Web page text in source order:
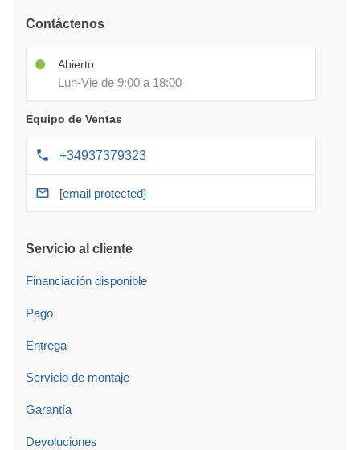
Contáctenos
Abierto
Lun-Vie de 9:00 a 18:00
Equipo de Ventas
+34937379323
[email protected]
Servicio al cliente
Financiación disponible
Pago
Entrega
Servicio de montaje
Garantía
Devoluciones